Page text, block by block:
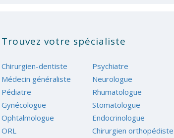
Trouvez votre spécialiste
Chirurgien-dentiste
Médecin généraliste
Pédiatre
Gynécologue
Ophtalmologue
ORL
Psychiatre
Neurologue
Rhumatologue
Stomatologue
Endocrinologue
Chirurgien orthopédiste